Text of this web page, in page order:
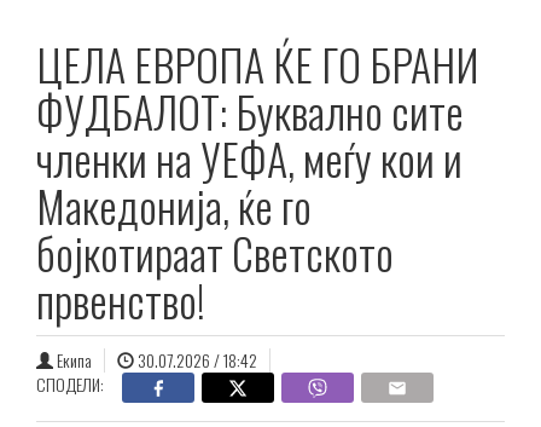
ЦЕЛА ЕВРОПА ЌЕ ГО БРАНИ
ФУДБАЛОТ: Буквално сите
членки на УЕФА, меѓу кои и
Македонија, ќе го
бојкотираат Светското
првенство!
Екипа
30.07.2026 / 18:42
СПОДЕЛИ: